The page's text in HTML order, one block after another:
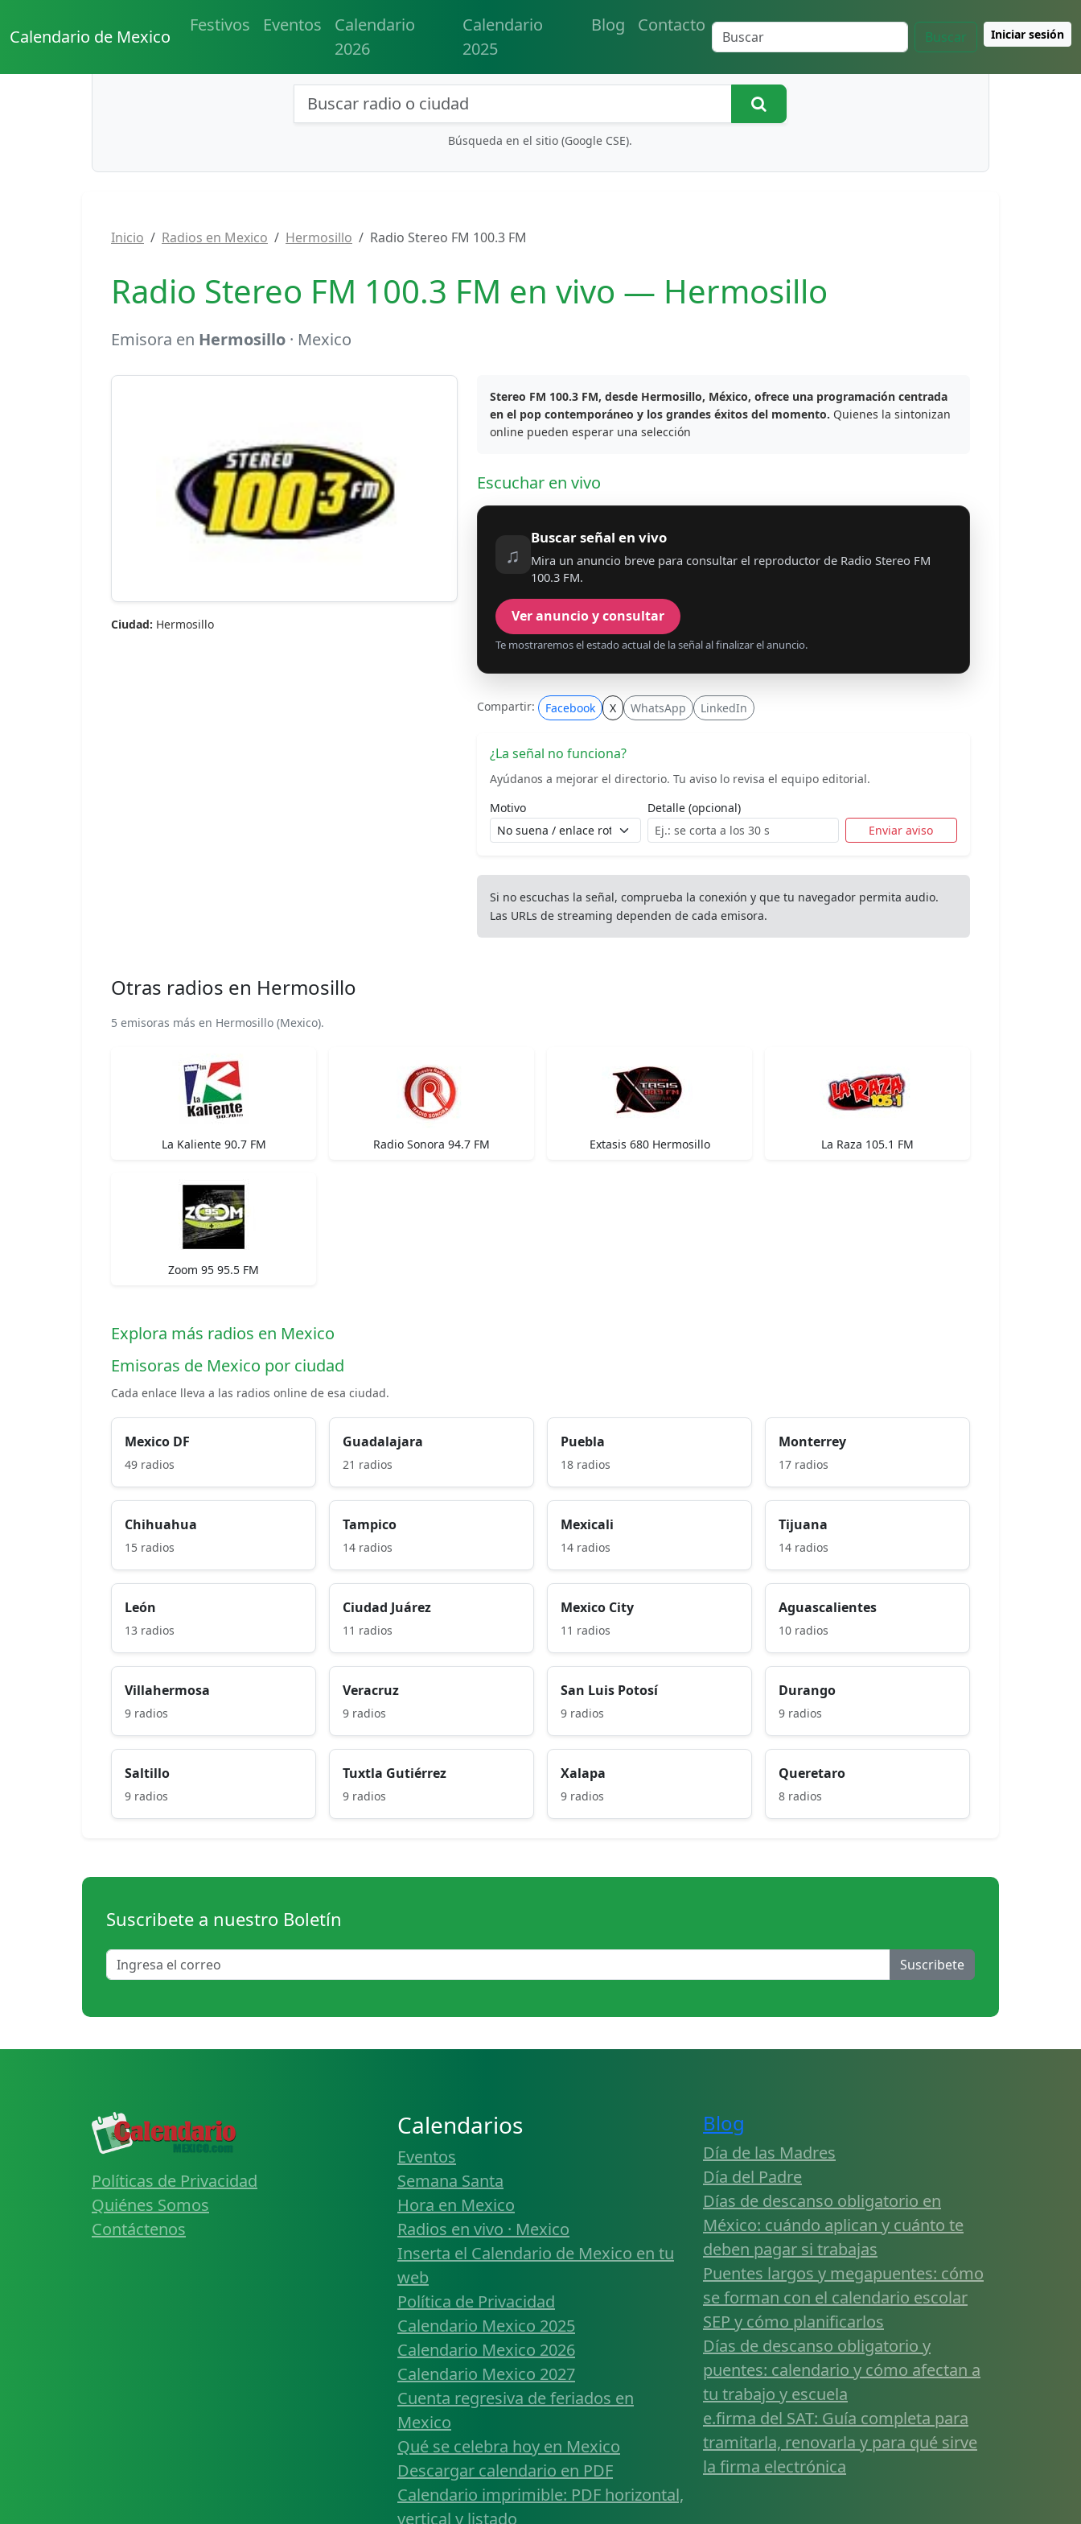
Calendario de Mexico
Festivos Eventos
Calendario
2026
Calendario
2025
Blog Contacto
Buscar Iniciar sesión
Búsqueda de radios y contenidos
Búsqueda en el sitio (Google CSE).
Inicio Radios en Mexico Hermosillo Radio Stereo FM 100.3 FM
Radio Stereo FM 100.3 FM en vivo — Hermosillo
Emisora en Hermosillo · Mexico
Ciudad: Hermosillo
Stereo FM 100.3 FM, desde Hermosillo, México, ofrece una programación centrada
en el pop contemporáneo y los grandes éxitos del momento. Quienes la sintonizan
online pueden esperar una selección
Escuchar en vivo
♫
Buscar señal en vivo
Mira un anuncio breve para consultar el reproductor de Radio Stereo FM
100.3 FM.
Ver anuncio y consultar
Te mostraremos el estado actual de la señal al finalizar el anuncio.
Compartir: Facebook X WhatsApp LinkedIn
¿La señal no funciona?
Ayúdanos a mejorar el directorio. Tu aviso lo revisa el equipo editorial.
Motivo
Detalle (opcional)
Enviar aviso
Si no escuchas la señal, comprueba la conexión y que tu navegador permita audio.
Las URLs de streaming dependen de cada emisora.
Otras radios en Hermosillo
5 emisoras más en Hermosillo (Mexico).
La Kaliente 90.7 FM Radio Sonora 94.7 FM Extasis 680 Hermosillo La Raza 105.1 FM
Zoom 95 95.5 FM
Explora más radios en Mexico
Emisoras de Mexico por ciudad
Cada enlace lleva a las radios online de esa ciudad.
Mexico DF
49 radios
Guadalajara
21 radios
Puebla
18 radios
Monterrey
17 radios
Chihuahua
15 radios
Tampico
14 radios
Mexicali
14 radios
Tijuana
14 radios
León
13 radios
Ciudad Juárez
11 radios
Mexico City
11 radios
Aguascalientes
10 radios
Villahermosa
9 radios
Veracruz
9 radios
San Luis Potosí
9 radios
Durango
9 radios
Saltillo
9 radios
Tuxtla Gutiérrez
9 radios
Xalapa
9 radios
Queretaro
8 radios
Suscribete a nuestro Boletín
Suscribete
Políticas de Privacidad
Quiénes Somos
Contáctenos
Calendarios
Eventos
Semana Santa
Hora en Mexico
Radios en vivo · Mexico
Inserta el Calendario de Mexico en tu
web
Política de Privacidad
Calendario Mexico 2025
Calendario Mexico 2026
Calendario Mexico 2027
Cuenta regresiva de feriados en
Mexico
Qué se celebra hoy en Mexico
Descargar calendario en PDF
Calendario imprimible: PDF horizontal,
vertical y listado
Blog
Día de las Madres
Día del Padre
Días de descanso obligatorio en
México: cuándo aplican y cuánto te
deben pagar si trabajas
Puentes largos y megapuentes: cómo
se forman con el calendario escolar
SEP y cómo planificarlos
Días de descanso obligatorio y
puentes: calendario y cómo afectan a
tu trabajo y escuela
e.firma del SAT: Guía completa para
tramitarla, renovarla y para qué sirve
la firma electrónica